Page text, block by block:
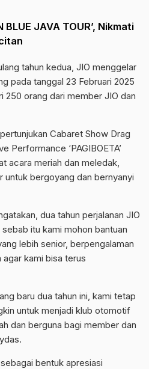
BLUE JAVA TOUR’, Nikmati
tahun kedua, JIO menggelar
pada tanggal 23 Februari 2025
250 orang dari member JIO dan
Cabaret Show Drag
Performance ‘PAGIBOETA’
acara meriah dan meledak,
untuk bergoyang dan bernyanyi
dua tahun perjalanan JIO
itu kami mohon bantuan
lebih senior, berpengalaman
kami bisa terus
baru dua tahun ini, kami tetap
untuk menjadi klub otomotif
dan berguna bagi member dan
bentuk apresiasi